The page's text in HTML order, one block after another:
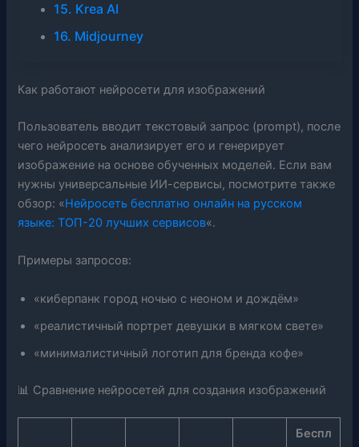
15. Krea AI
16. Midjourney
Как работают нейросети для изображений
Пользователь вводит текстовый запрос (prompt), после
чего нейросеть анализирует его и генерирует
изображение на основе обученных моделей. Если вам
нужны универсальные ИИ-сервисы, посмотрите также
обзор: «Нейросеть бесплатно онлайн на русском
языке: ТОП-20 лучших сервисов«.
Примеры запросов:
«киберпанк город ночью с неоном и дождём»
«реалистичный портрет девушки в мягком свете»
«минималистичный логотип для бренда кофе»
📊 Сравнение нейросетей для создания изображений
Беспл